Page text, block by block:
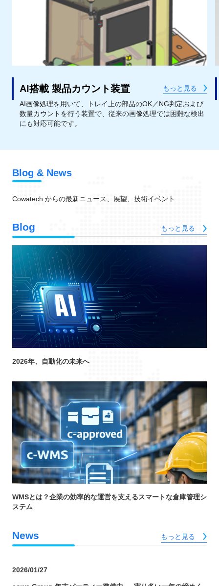
もっと見る
自動レーザーマーキング装置
コネクタ向けの自動レーザーマーキング装置で、鮮明かつ高
精度な刻印により、生産工程でのトレーサビリティを実現し
ます。
Blog & News
Cowatech からの最新ニュース、展望、技術イベント
Blog もっと見る
2026年、自動化の未来へ
WMSとは？企業の効率的な運営を支えるスマートな倉庫管理シ
ステム
News もっと見る
2026/01/27